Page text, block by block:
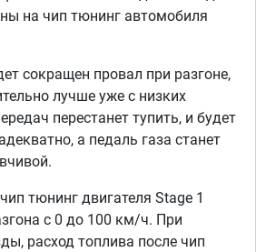
на чип тюнинг автомобиля
сокращен провал при разгоне,
лучше уже с низких
перестанет тупить, и будет
а педаль газа станет
тюнинг двигателя Stage 1
с 0 до 100 км/ч. При
расход топлива после чип